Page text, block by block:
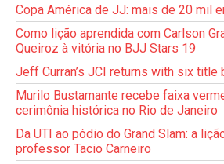
Copa América de JJ: mais de 20 mil
Como lição aprendida com Carlson
Queiroz à vitória no BJJ Stars 19
Jeff Curran’s JCI returns with six title
Murilo Bustamante recebe faixa
cerimônia histórica no Rio de Janeiro
Da UTI ao pódio do Grand Slam: a
professor Tacio Carneiro